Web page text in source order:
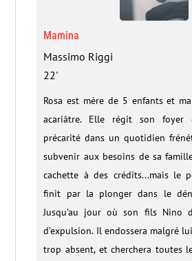
Mamina
Massimo Riggi
22'
Rosa est mère de 5 enfants et
acariâtre. Elle régit son foyer
précarité dans un quotidien
subvenir aux besoins de sa
cachette à des crédits...mais le
finit par la plonger dans le
Jusqu’au jour où son fils Nino
d’expulsion. Il endossera malgré
trop absent, et cherchera toutes